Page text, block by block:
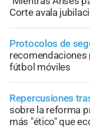
Corte avala
Protocolos de
recomendaciones
fútbol móviles
Repercusiones
sobre la reforma
más "ético" que